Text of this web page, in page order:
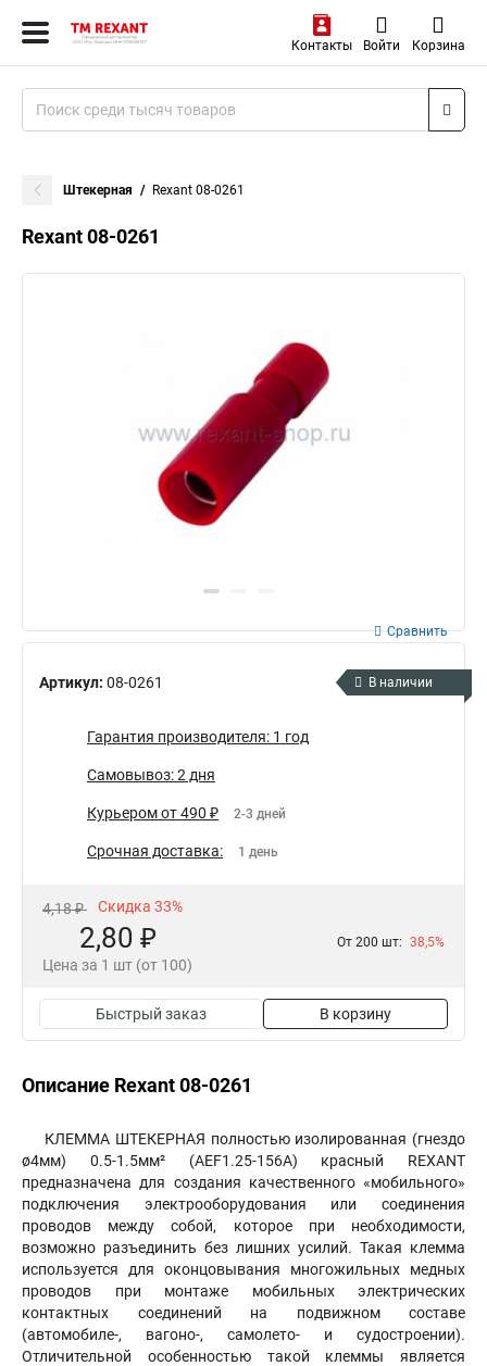
Контакты Войти Корзина
Штекерная Rexant 08-0261
Rexant 08-0261
Артикул: 08-0261
Сравнить
В наличии
Гарантия производителя: 1 год
Самовывоз: 2 дня
Курьером от 490 ₽ 2-3 дней
Срочная доставка: 1 день
4,18 ₽ Скидка 33%
2,80 ₽
Цена за 1 шт (от 100)
От 200 шт: 38,5%
Быстрый заказ В корзину
Описание Rexant 08-0261
КЛЕММА ШТЕКЕРНАЯ полностью изолированная (гнездо
ø4мм) 0.5-1.5мм² (AEF1.25-156A) красный REXANT
предназначена для создания качественного «мобильного»
подключения электрооборудования или соединения
проводов между собой, которое при необходимости,
возможно разъединить без лишних усилий. Такая клемма
используется для оконцовывания многожильных медных
проводов при монтаже мобильных электрических
контактных соединений на подвижном составе
(автомобиле-, вагоно-, самолето- и судостроении).
Отличительной особенностью такой клеммы является